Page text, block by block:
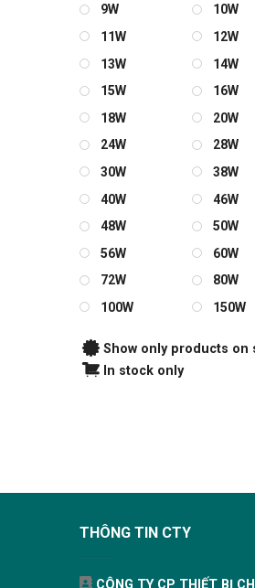
9W
10W
11W
12W
13W
14W
15W
16W
18W
20W
24W
28W
30W
38W
40W
46W
48W
50W
56W
60W
72W
80W
100W
150W
Show only products on
In stock only
THÔNG TIN CTY
CÔNG TY CP THIẾT BỊ